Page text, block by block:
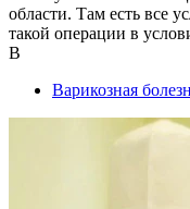
области. Там есть все
такой операции в
В
Варикозная